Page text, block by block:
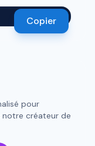
Copier
pour
créateur de